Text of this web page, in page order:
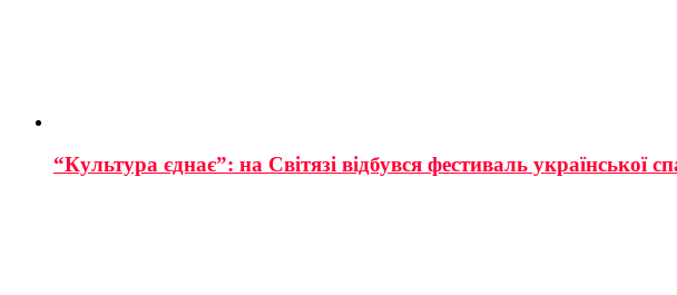
“Культура єднає”: на Світязі відбувся фестиваль української